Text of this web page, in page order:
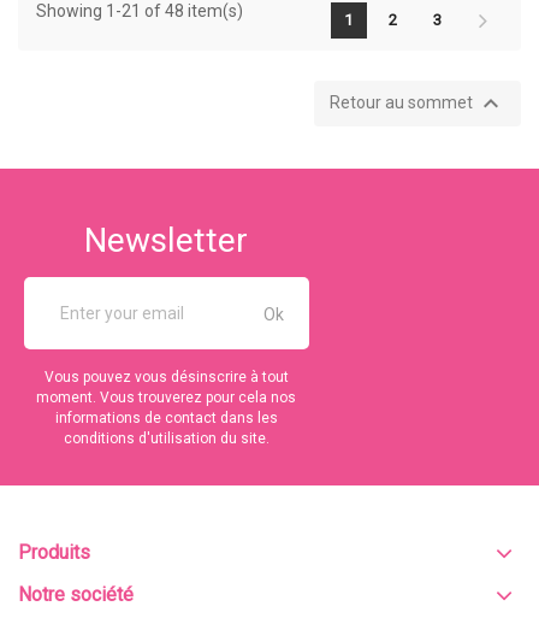
Showing 1-21 of 48 item(s) 1 2 3
Retour au sommet 
Newsletter
Vous pouvez vous désinscrire à tout
moment. Vous trouverez pour cela nos
informations de contact dans les
conditions d'utilisation du site.
Produits
Notre société